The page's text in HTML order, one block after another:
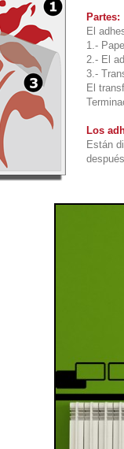
Partes:
El
1.-
2.- El
3.-
El
Los
Están